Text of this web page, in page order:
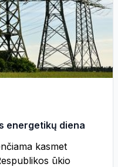
energetikų diena
kasmet
ūkio